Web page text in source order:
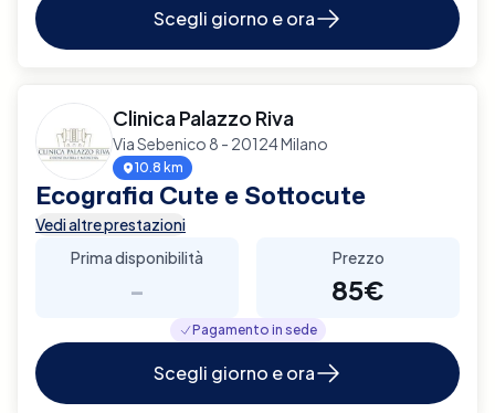
Scegli giorno e ora
Clinica Palazzo Riva
Via Sebenico 8 - 20124 Milano
10.8 km
Ecografia Cute e Sottocute
Vedi altre prestazioni
Prima disponibilità
-
Prezzo
85€
Pagamento in sede
Scegli giorno e ora